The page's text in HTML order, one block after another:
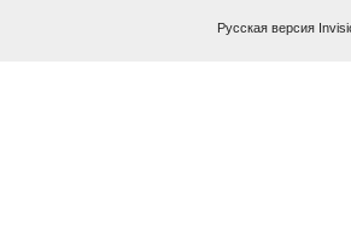
Русская версия